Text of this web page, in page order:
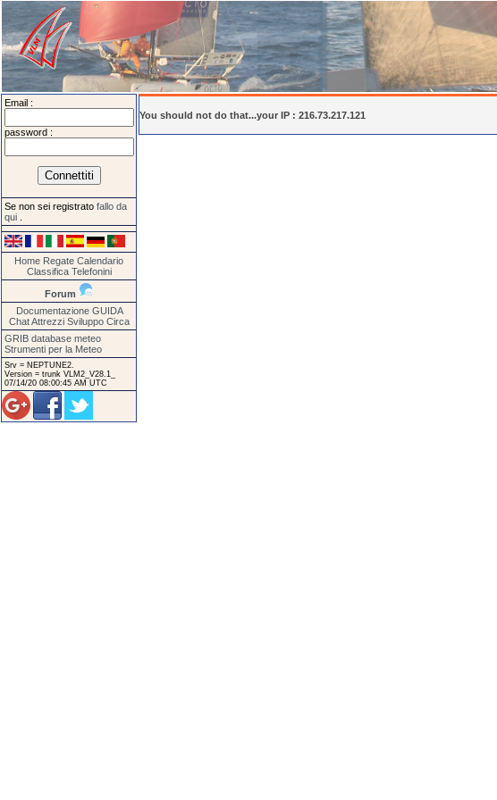
Email :
password :
Se non sei registrato fallo da
qui
Home Regate Calendario
Classifica Telefonini
Forum
Documentazione GUIDA
Chat Attrezzi Sviluppo Circa
GRIB database meteo
Strumenti per la Meteo
Srv = NEPTUNE2.
Version = trunk VLM2_V28.1_
07/14/20 08:00:45 AM UTC
You should not do that...your IP : 216.73.217.121